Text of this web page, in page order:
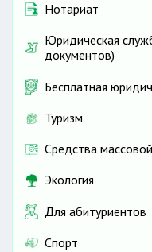
Нотариат
Юридическая
документов)
Бесплатная
Туризм
Средства
Экология
Для абитуриентов
Спорт